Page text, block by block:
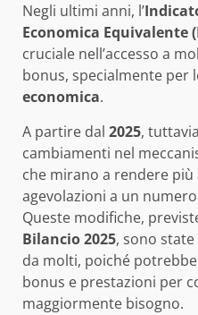
Negli ultimi anni, l’
Economica Equivalente
cruciale nell’accesso a
bonus, specialmente per
economica.
A partire dal 2025,
cambiamenti nel
che mirano a rendere più
agevolazioni a un
Queste modifiche,
Bilancio 2025, sono
da molti, poiché
bonus e prestazioni per
maggiormente bisogno.